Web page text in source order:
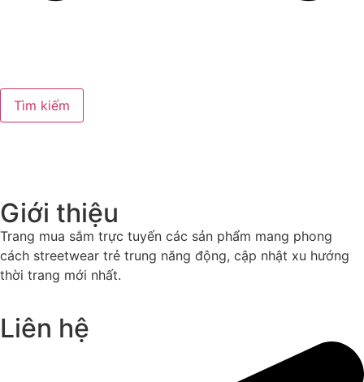
Tìm kiếm
Giới thiệu
Trang mua sắm trực tuyến các sản phẩm mang phong
cách streetwear trẻ trung năng động, cập nhật xu hướng
thời trang mới nhất.
Liên hệ